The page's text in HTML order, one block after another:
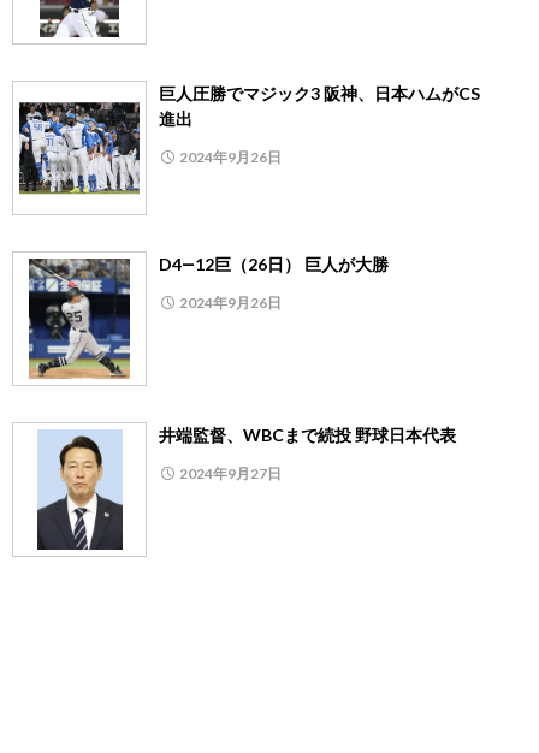
巨人圧勝でマジック3 阪神、日本ハムがCS
進出
2024年9月26日
D4―12巨（26日） 巨人が大勝
2024年9月26日
井端監督、WBCまで続投 野球日本代表
2024年9月27日